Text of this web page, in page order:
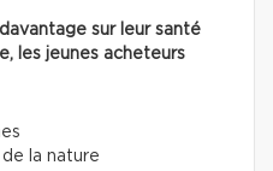
sur leur santé
les jeunes acheteurs
la nature